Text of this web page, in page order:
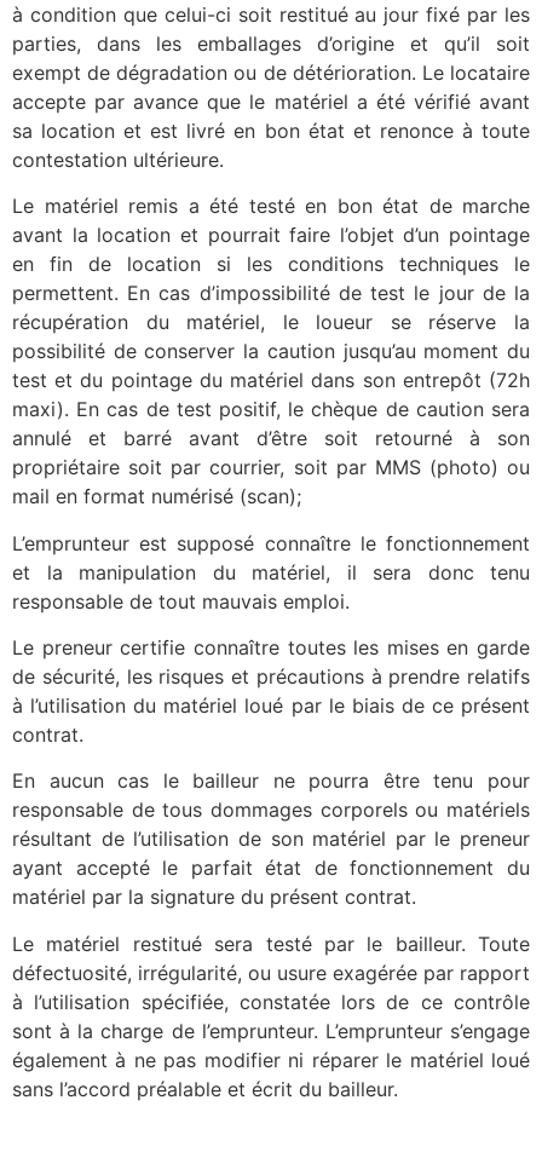
à condition que celui-ci soit restitué au jour fixé par les
parties, dans les emballages d’origine et qu’il soit
exempt de dégradation ou de détérioration. Le locataire
accepte par avance que le matériel a été vérifié avant
sa location et est livré en bon état et renonce à toute
contestation ultérieure.
Le matériel remis a été testé en bon état de marche
avant la location et pourrait faire l’objet d’un pointage
en fin de location si les conditions techniques le
permettent. En cas d’impossibilité de test le jour de la
récupération du matériel, le loueur se réserve la
possibilité de conserver la caution jusqu’au moment du
test et du pointage du matériel dans son entrepôt (72h
maxi). En cas de test positif, le chèque de caution sera
annulé et barré avant d’être soit retourné à son
propriétaire soit par courrier, soit par MMS (photo) ou
mail en format numérisé (scan);
L’emprunteur est supposé connaître le fonctionnement
et la manipulation du matériel, il sera donc tenu
responsable de tout mauvais emploi.
Le preneur certifie connaître toutes les mises en garde
de sécurité, les risques et précautions à prendre relatifs
à l’utilisation du matériel loué par le biais de ce présent
contrat.
En aucun cas le bailleur ne pourra être tenu pour
responsable de tous dommages corporels ou matériels
résultant de l’utilisation de son matériel par le preneur
ayant accepté le parfait état de fonctionnement du
matériel par la signature du présent contrat.
Le matériel restitué sera testé par le bailleur. Toute
défectuosité, irrégularité, ou usure exagérée par rapport
à l’utilisation spécifiée, constatée lors de ce contrôle
sont à la charge de l’emprunteur. L’emprunteur s’engage
également à ne pas modifier ni réparer le matériel loué
sans l’accord préalable et écrit du bailleur.